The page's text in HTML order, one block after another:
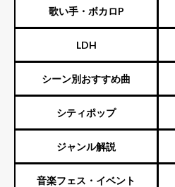
ーズ）
歌い手・ボカロP
LDH
シーン別おすすめ曲
シティポップ
ジャンル解説
音楽フェス・イベント